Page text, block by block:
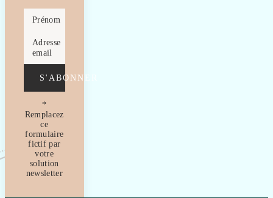
Prénom
Adresse
email
S'ABONNER
*
Remplacez
ce
formulaire
fictif par
votre
solution
newsletter